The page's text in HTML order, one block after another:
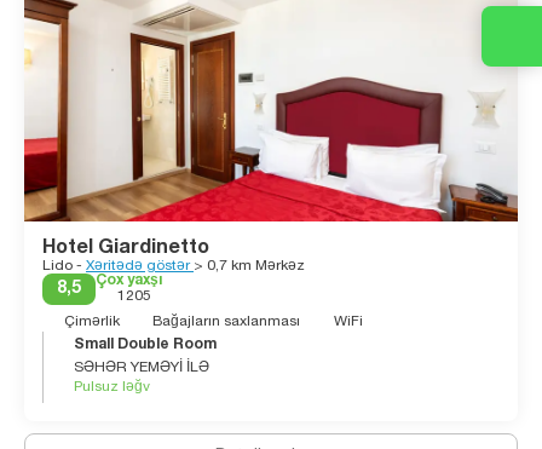
yaxşı xüsusiyyəti Pala D’Oro, parlaq qızıl Bizans bas-reliefidir.
San Marco'nun solunda olan Torre dell’Orologio, gözəl
bəzədilmiş bir saat qülləsidir. Mədəniyyət qorxmazları üçün
Venedik rəsmçiliyinin ən yaxşısını Accademia'da yoxlayın.
Bəziləri deyir ki, turist Venedik həqiqətən Venedikdir, lakin
başqa Venediklər də var. Onları tapmaq üçün əsas
görüntülərdən uzaqlaşın və daha sakit yaşayış məhəllələrinə
daxil olun, hər bir daş və rəng labirentindən sihir çıxar, siz
həqiqətən də hayal qırıklığına uğramayacaqsınız.
Hotel Giardinetto
Lido - Xəritədə göstər > 0,7 km Mərkəz
8,5
Çox yaxşı
1205
Çimərlik
Bağajların saxlanması
WiFi
Small Double Room
SƏHƏR YEMƏYİ İLƏ
Pulsuz ləğv